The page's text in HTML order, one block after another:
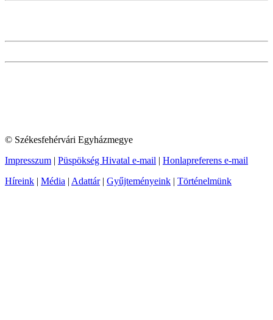
© Székesfehérvári Egyházmegye
Impresszum | Püspökség Hivatal e-mail | Honlapreferens e-mail
Híreink | Média | Adattár| Gyűjteményeink | Történelmünk